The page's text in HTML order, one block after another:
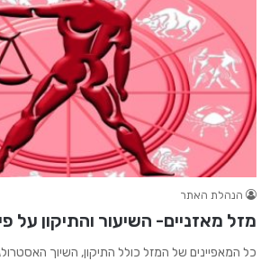
הנהלת האתר
מזל מאזניים- השיעור והתיקון על
כל המאפיינים של המזל כולל התיקון, השיוך